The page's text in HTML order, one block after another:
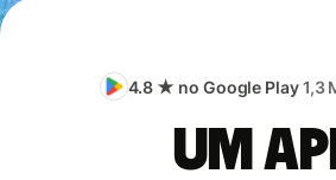
4.8 ★ no Google Play1,3
Um